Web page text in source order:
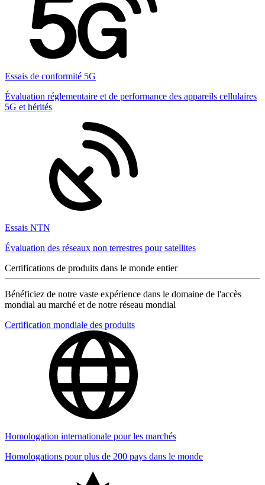
Essais de conformité 5G
Évaluation réglementaire et de performance des appareils cellulaires
5G et hérités
Essais NTN
Évaluation des réseaux non terrestres pour satellites
Certifications de produits dans le monde entier
Bénéficiez de notre vaste expérience dans le domaine de l'accès
mondial au marché et de notre réseau mondial
Certification mondiale des produits
Homologation internationale pour les marchés
Homologations pour plus de 200 pays dans le monde